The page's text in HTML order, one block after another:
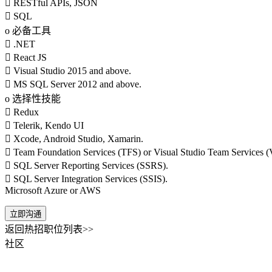
 RESTful APIs, JSON
 SQL
o 必备工具
 .NET
 React JS
 Visual Studio 2015 and above.
 MS SQL Server 2012 and above.
o 选择性技能
 Redux
 Telerik, Kendo UI
 Xcode, Android Studio, Xamarin.
 Team Foundation Services (TFS) or Visual Studio Team Services
 SQL Server Reporting Services (SSRS).
 SQL Server Integration Services (SSIS).
Microsoft Azure or AWS
立即沟通
返回热招职位列表>>
社区